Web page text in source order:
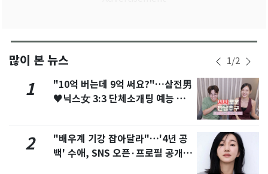
많이 본 뉴스 1/2
1
"10억 버는데 9억 써요?"…삼전男
♥닉스女 3:3 단체소개팅 예능 화
2
"배우계 기강 잡아달라"…'4년 공
백' 수애, SNS 오픈·프로필 공개